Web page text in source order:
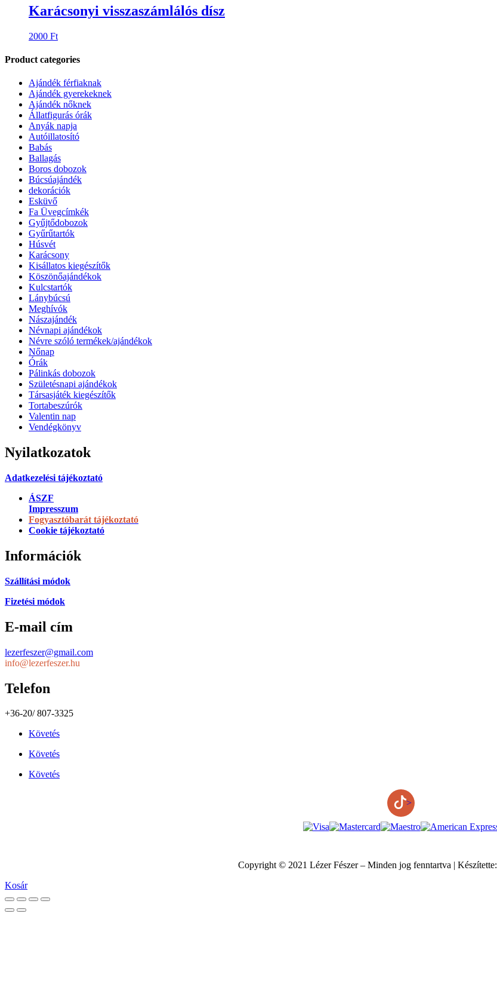
Karácsonyi visszaszámlálós dísz
2000 Ft
Product categories
Ajándék férfiaknak
Ajándék gyerekeknek
Ajándék nőknek
Állatfigurás órák
Anyák napja
Autóillatosító
Babás
Ballagás
Boros dobozok
Búcsúajándék
dekorációk
Esküvő
Fa Üvegcímkék
Gyűjtődobozok
Gyűrűtartók
Húsvét
Karácsony
Kisállatos kiegészítők
Köszönőajándékok
Kulcstartók
Lánybúcsú
Meghívók
Nászajándék
Névnapi ajándékok
Névre szóló termékek/ajándékok
Nőnap
Órák
Pálinkás dobozok
Születésnapi ajándékok
Társasjáték kiegészítők
Tortabeszúrók
Valentin nap
Vendégkönyv
Nyilatkozatok
Adatkezelési tájékoztató
ÁSZF
Impresszum
Fogyasztóbarát tájékoztató
Cookie tájékoztató
Információk
Szállítási módok
Fizetési módok
E-mail cím
lezerfeszer@gmail.com
info@lezerfeszer.hu
Telefon
+36-20/ 807-3325
Követés
Követés
Követés
>
Copyright © 2021 Lézer Fészer – Minden jog fenntartva | Készítette:
Kosár